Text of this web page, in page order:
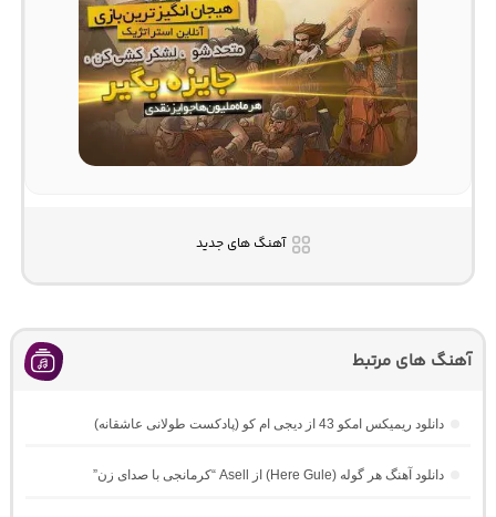
آهنگ های جدید
آهنگ های مرتبط
دانلود ریمیکس امکو 43 از دیجی ام کو (پادکست طولانی عاشقانه)
دانلود آهنگ هر گوله (Here Gule) از Asell “کرمانجی با صدای زن”